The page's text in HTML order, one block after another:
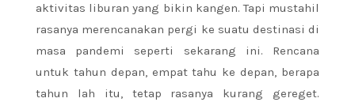
aktivitas liburan yang bikin kangen. Tapi mustahil
rasanya merencanakan pergi ke suatu destinasi di
masa pandemi seperti sekarang ini. Rencana
untuk tahun depan, empat tahu ke depan, berapa
tahun lah itu, tetap rasanya kurang gereget.